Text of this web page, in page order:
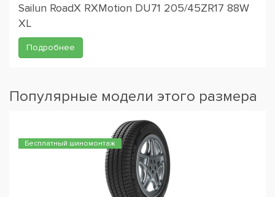
Sailun RoadX RXMotion DU71 205/45ZR17 88W
XL
Подробнее
Популярные модели этого размера
Бесплатный шиномонтаж